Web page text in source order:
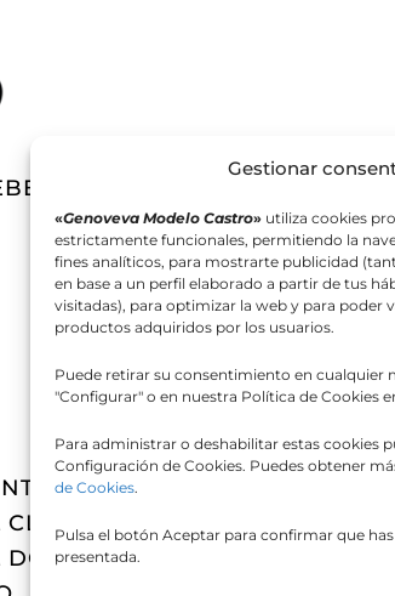
Gestionar
«Genoveva Modelo Castro» utiliza cookies
estrictamente funcionales, permitiendo la
fines analíticos, para mostrarte publicidad
en base a un perfil elaborado a partir de tus
visitadas), para optimizar la web y para poder
productos adquiridos por los usuarios.
Puede retirar su consentimiento en cualquier
"Configurar" o en nuestra Política de Cookies
Para administrar o deshabilitar estas cookies
Configuración de Cookies. Puedes obtener
de Cookies.
Pulsa el botón Aceptar para confirmar que
presentada.
CLÍNICA
DOCTORA